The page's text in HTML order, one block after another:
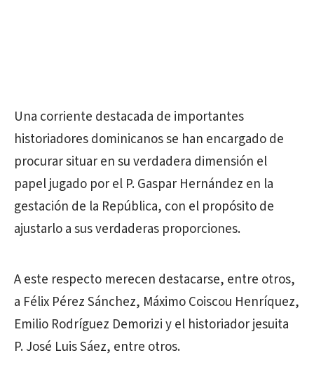
Una corriente destacada de importantes
historiadores dominicanos se han encargado de
procurar situar en su verdadera dimensión el
papel jugado por el P. Gaspar Hernández en la
gestación de la República, con el propósito de
ajustarlo a sus verdaderas proporciones.
A este respecto merecen destacarse, entre otros,
a Félix Pérez Sánchez, Máximo Coiscou Henríquez,
Emilio Rodríguez Demorizi y el historiador jesuita
P. José Luis Sáez, entre otros.